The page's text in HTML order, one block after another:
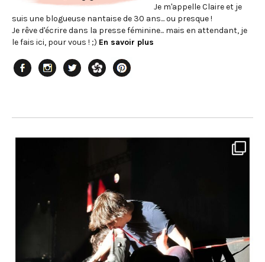
Je m'appelle Claire et je
suis une blogueuse nantaise de 30 ans... ou presque !
Je rêve d'écrire dans la presse féminine... mais en attendant, je
le fais ici, pour vous ! ;) En savoir plus